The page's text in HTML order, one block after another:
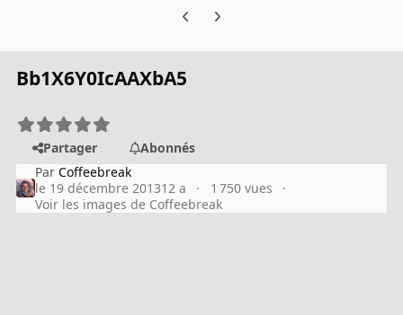
Previous carousel slide
Next carousel slide
Bb1X6Y0IcAAXbA5
Partager
Abonnés
ParCoffeebreak
le 19 décembre 201312 a
1 750 vues
Voir les images de Coffeebreak